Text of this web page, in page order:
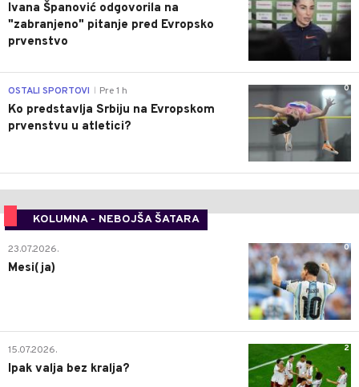
Ivana Španović odgovorila na
"zabranjeno" pitanje pred Evropsko
prvenstvo
0
OSTALI SPORTOVI Pre 1 h
Ko predstavlja Srbiju na Evropskom
prvenstvu u atletici?
KOLUMNA - NEBOJŠA ŠATARA
0
23.07.2026.
Mesi(ja)
2
15.07.2026.
Ipak valja bez kralja?